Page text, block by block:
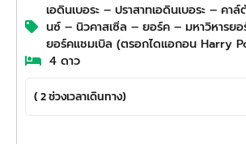
เอดินเบอระ – ปราสาทเอดินเบอระ – ค
นซ์ – นิวคาสเซิ่ล – ยอร์ค – มหาวิหารย
ยอร์คแชมเบิล (ตรอกไดแอกอน Harry
เตอร์ – สนามโอลด์แทรฟฟอร์ด – ลิเวอร์
4 ดาว
( 2 ช่วงเวลาเดินทาง)